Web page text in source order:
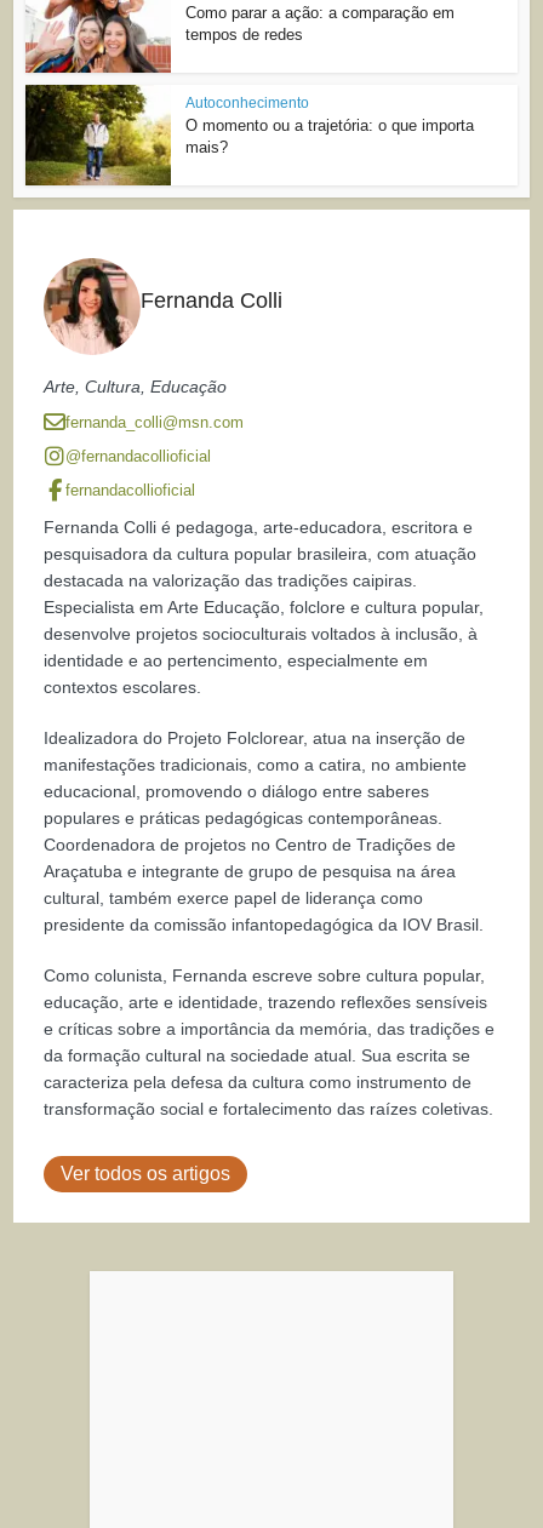
Como parar a ação: a comparação em
tempos de redes
Autoconhecimento
O momento ou a trajetória: o que importa
mais?
Fernanda Colli
Arte, Cultura, Educação
fernanda_colli@msn.com
@fernandacollioficial
fernandacollioficial
Fernanda Colli é pedagoga, arte-educadora, escritora e
pesquisadora da cultura popular brasileira, com atuação
destacada na valorização das tradições caipiras.
Especialista em Arte Educação, folclore e cultura popular,
desenvolve projetos socioculturais voltados à inclusão, à
identidade e ao pertencimento, especialmente em
contextos escolares.
Idealizadora do Projeto Folclorear, atua na inserção de
manifestações tradicionais, como a catira, no ambiente
educacional, promovendo o diálogo entre saberes
populares e práticas pedagógicas contemporâneas.
Coordenadora de projetos no Centro de Tradições de
Araçatuba e integrante de grupo de pesquisa na área
cultural, também exerce papel de liderança como
presidente da comissão infantopedagógica da IOV Brasil.
Como colunista, Fernanda escreve sobre cultura popular,
educação, arte e identidade, trazendo reflexões sensíveis
e críticas sobre a importância da memória, das tradições e
da formação cultural na sociedade atual. Sua escrita se
caracteriza pela defesa da cultura como instrumento de
transformação social e fortalecimento das raízes coletivas.
Ver todos os artigos